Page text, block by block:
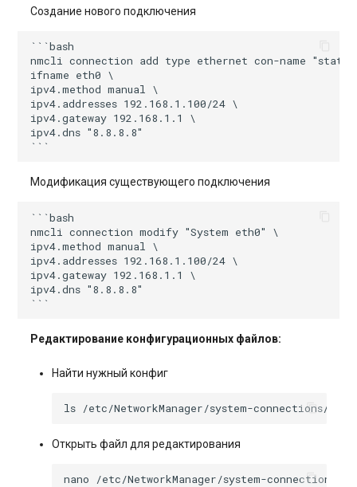
Создание нового подключения
```bash
nmcli connection add type ethernet con-name
ifname eth0 \
ipv4.method manual \
ipv4.addresses 192.168.1.100/24 \
ipv4.gateway 192.168.1.1 \
ipv4.dns "8.8.8.8"
Модификация существующего подключения
```bash
nmcli connection modify "System eth0" \
ipv4.method manual \
ipv4.addresses 192.168.1.100/24 \
ipv4.gateway 192.168.1.1 \
ipv4.dns "8.8.8.8"
Редактирование конфигурационных файлов:
Найти нужный конфиг
ls
Открыть файл для редактирования
nano